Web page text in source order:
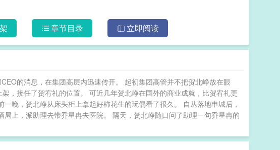
章节目录 立即阅读
的消息，在集团高层内迅速传开。 起初集团高管并不把贺北峥放在眼
，接任了贺宥礼的位置。 可近几年贺北峥在国外的商业成就，比贺宥礼更
晚，贺北峥从床头柜上拿起好柿花生的玩偶看了很久。 自从落地申城后，
上，派助理去带乔星冉去医院。 隔天，贺北峥随口问了助理一句乔星冉的